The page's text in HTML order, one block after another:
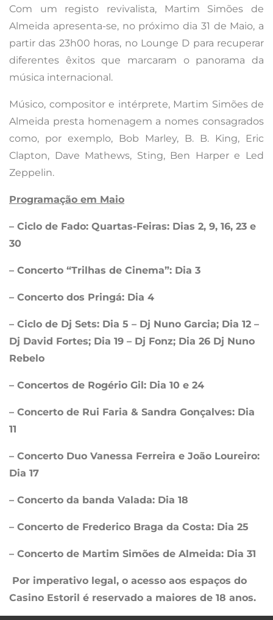
Com um registo revivalista, Martim Simões de
Almeida apresenta-se, no próximo dia 31 de Maio, a
partir das 23h00 horas, no Lounge D para recuperar
diferentes êxitos que marcaram o panorama da
música internacional.
Músico, compositor e intérprete, Martim Simões de
Almeida presta homenagem a nomes consagrados
como, por exemplo, Bob Marley, B. B. King, Eric
Clapton, Dave Mathews, Sting, Ben Harper e Led
Zeppelin.
Programação em Maio
– Ciclo de Fado: Quartas-Feiras: Dias 2, 9, 16, 23 e
30
– Concerto “Trilhas de Cinema”: Dia 3
– Concerto dos Pringá: Dia 4
– Ciclo de Dj Sets: Dia 5 – Dj Nuno Garcia; Dia 12 –
Dj David Fortes; Dia 19 – Dj Fonz; Dia 26 Dj Nuno
Rebelo
– Concertos de Rogério Gil: Dia 10 e 24
– Concerto de Rui Faria & Sandra Gonçalves: Dia
11
– Concerto Duo Vanessa Ferreira e João Loureiro:
Dia 17
– Concerto da banda Valada: Dia 18
– Concerto de Frederico Braga da Costa: Dia 25
– Concerto de Martim Simões de Almeida: Dia 31
Por imperativo legal, o acesso aos espaços do
Casino Estoril é reservado a maiores de 18 anos.